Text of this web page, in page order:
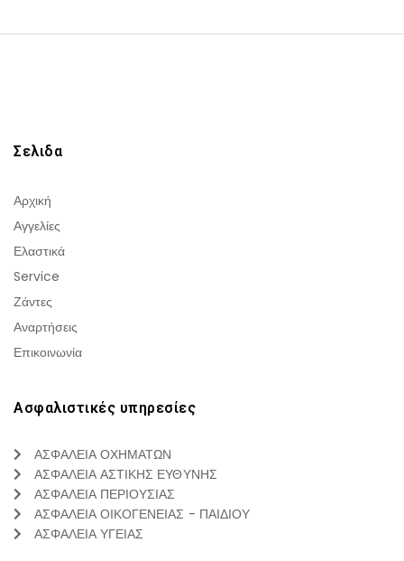
Σελιδα
Αρχική
Αγγελίες
Ελαστικά
Service
Ζάντες
Αναρτήσεις
Επικοινωνία
Ασφαλιστικές υπηρεσίες
ΑΣΦΑΛΕΙΑ ΟΧΗΜΑΤΩΝ
ΑΣΦΑΛΕΙΑ ΑΣΤΙΚΗΣ ΕΥΘΥΝΗΣ
ΑΣΦΑΛΕΙΑ ΠΕΡΙΟΥΣΙΑΣ
ΑΣΦΑΛΕΙΑ ΟΙΚΟΓΕΝΕΙΑΣ - ΠΑΙΔΙΟΥ
ΑΣΦΑΛΕΙΑ ΥΓΕΙΑΣ